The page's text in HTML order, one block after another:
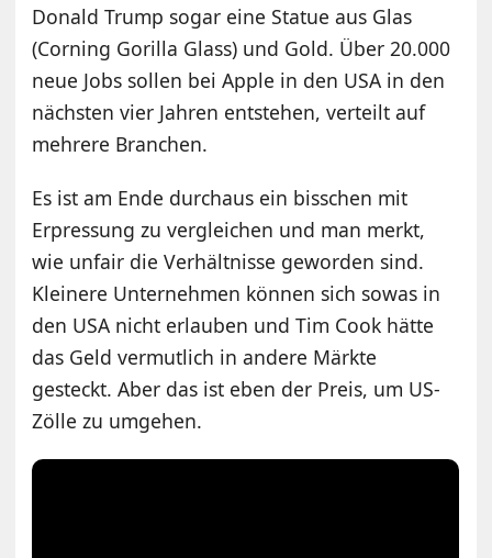
Donald Trump sogar eine Statue aus Glas
(Corning Gorilla Glass) und Gold. Über 20.000
neue Jobs sollen bei Apple in den USA in den
nächsten vier Jahren entstehen, verteilt auf
mehrere Branchen.
Es ist am Ende durchaus ein bisschen mit
Erpressung zu vergleichen und man merkt,
wie unfair die Verhältnisse geworden sind.
Kleinere Unternehmen können sich sowas in
den USA nicht erlauben und Tim Cook hätte
das Geld vermutlich in andere Märkte
gesteckt. Aber das ist eben der Preis, um US-
Zölle zu umgehen.